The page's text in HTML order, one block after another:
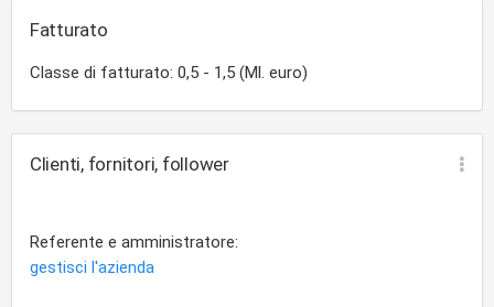
Fatturato
Classe di fatturato: 0,5 - 1,5 (Ml. euro)
Clienti, fornitori, follower
Referente e amministratore:
gestisci l'azienda